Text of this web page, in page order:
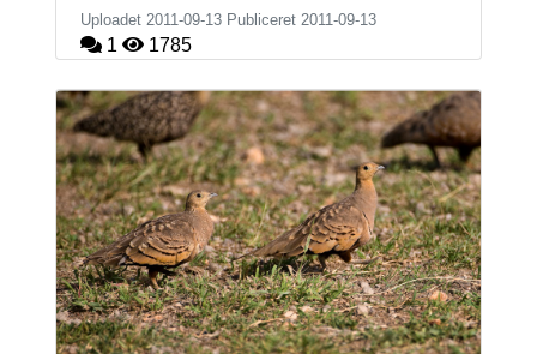
Uploadet 2011-09-13 Publiceret 2011-09-13
1 1785